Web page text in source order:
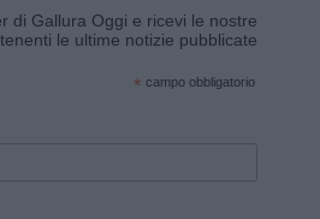
di Gallura Oggi e ricevi le nostre
le ultime notizie pubblicate
* campo obbligatorio